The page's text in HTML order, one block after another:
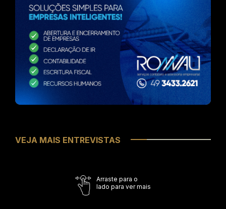
VEJA MAIS ENTREVISTAS
Arraste para o
lado para ver mais